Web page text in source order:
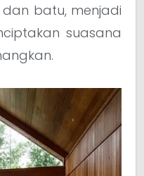
batu, menjadi
suasana